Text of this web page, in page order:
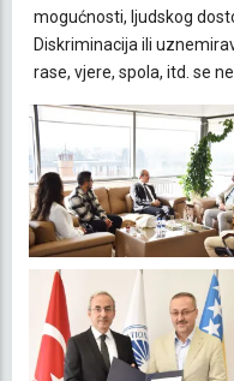
mogućnosti, ljudskog
Diskriminacija ili
rase, vjere, spola, itd. se